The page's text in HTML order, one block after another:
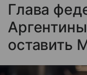
Глава
оставить